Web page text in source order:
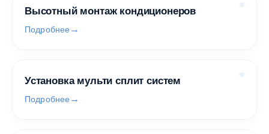
Высотный монтаж кондиционеров
Подробнее
Установка мульти сплит систем
Подробнее